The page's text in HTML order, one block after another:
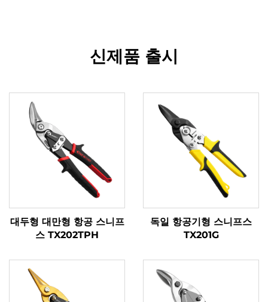
신제품 출시
대두형 대만형 항공 스니프
스 TX202TPH
독일 항공기형 스니프스
TX201G